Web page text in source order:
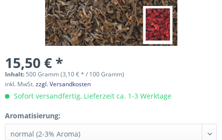
15,50 € *
Inhalt: 500 Gramm (3,10 € * / 100 Gramm)
inkl. MwSt.zzgl. Versandkosten
Sofort versandfertig, Lieferzeit ca. 1-3 Werktage
Aromatisierung: